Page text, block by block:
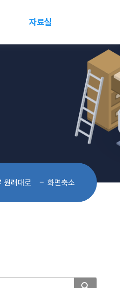
자료실
원래대로 화면축소